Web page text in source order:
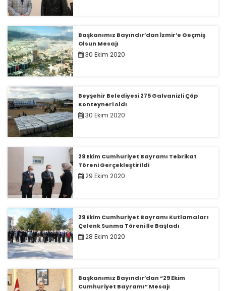
Başkanımız Bayındır’dan İzmir’e Geçmiş
Olsun Mesajı
30 Ekim 2020
Beyşehir Belediyesi 275 Galvanizli Çöp
Konteyneri Aldı
30 Ekim 2020
29 Ekim Cumhuriyet Bayramı Tebrikat
Töreni Gerçekleştirildi
29 Ekim 2020
29 Ekim Cumhuriyet Bayramı Kutlamaları
Çelenk Sunma Töreni İle Başladı
28 Ekim 2020
Başkanımız Bayındır’dan “29 Ekim
Cumhuriyet Bayramı” Mesajı